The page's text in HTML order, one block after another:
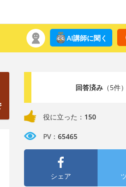
AI講師に聞く
回答済み（5件）
役に立った： 150
PV： 65465
シェア